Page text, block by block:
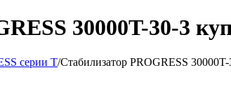
30000T-30-3
серии Т/Стабилизатор PROGRESS